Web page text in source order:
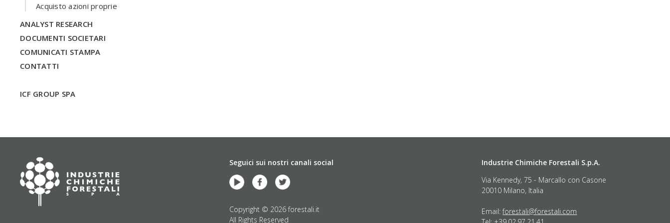
Acquisto azioni proprie
ANALYST RESEARCH
DOCUMENTI SOCIETARI
COMUNICATI STAMPA
CONTATTI
ICF GROUP SPA
Seguici sui nostri canali social
Copyright © 2026 forestali.it
All Rights Reserved
Industrie Chimiche Forestali S.p.A.
Via Kennedy, 75 - Marcallo con Casone
20010 Milano, Italia
Email:forestali@forestali.com